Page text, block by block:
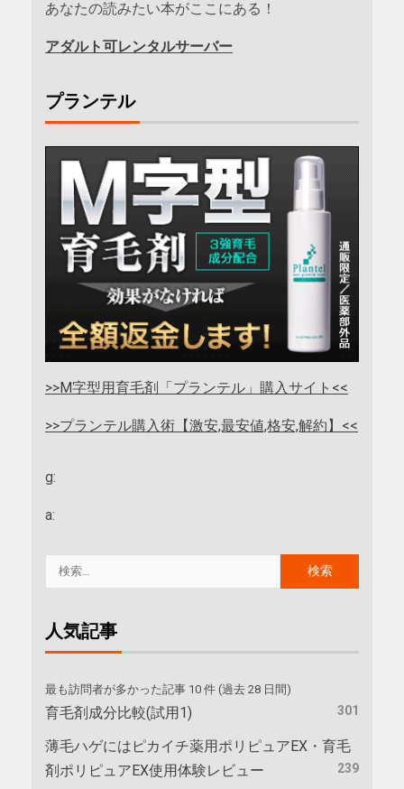
あなたの読みたい本がここにある！
アダルト可レンタルサーバー
プランテル
>>M字型用育毛剤「プランテル」購入サイト<<
>>プランテル購入術【激安,最安値,格安,解約】<<
g:
a:
人気記事
最も訪問者が多かった記事 10 件 (過去 28 日間)
育毛剤成分比較(試用1) 301
薄毛ハゲにはピカイチ薬用ポリピュアEX・育毛
剤ポリピュアEX使用体験レビュー
239